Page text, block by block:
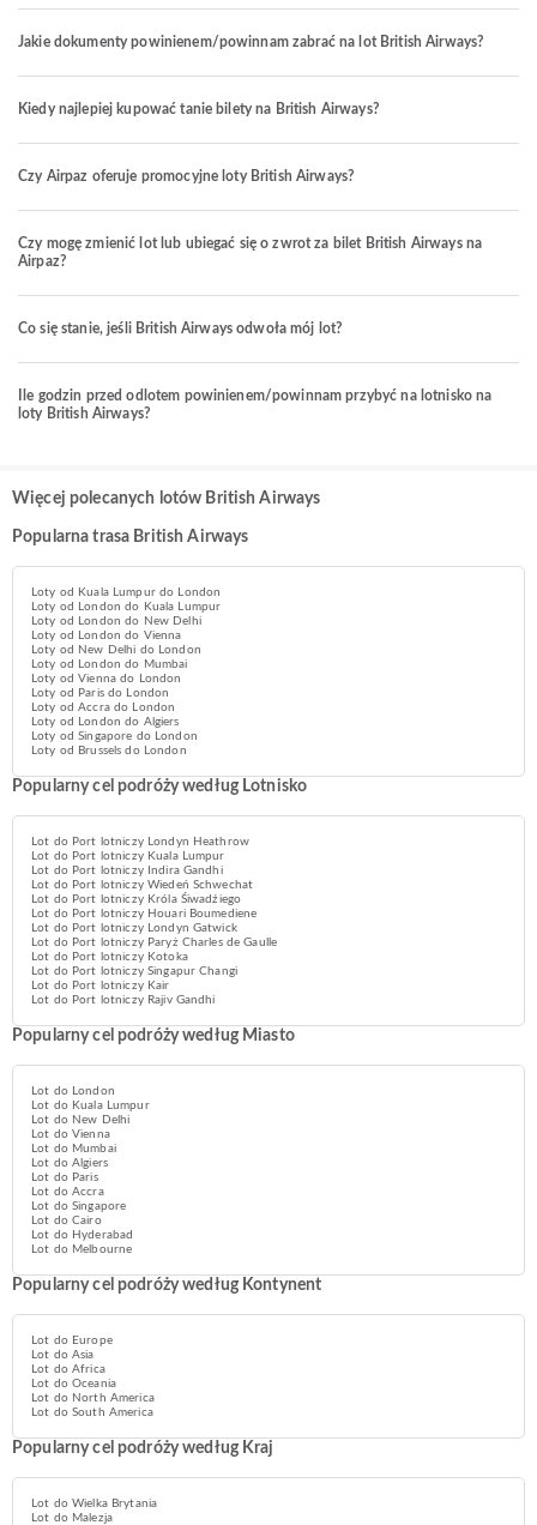
Jakie dokumenty powinienem/powinnam zabrać na lot British Airways?
Kiedy najlepiej kupować tanie bilety na British Airways?
Czy Airpaz oferuje promocyjne loty British Airways?
Czy mogę zmienić lot lub ubiegać się o zwrot za bilet British Airways na
Airpaz?
Co się stanie, jeśli British Airways odwoła mój lot?
Ile godzin przed odlotem powinienem/powinnam przybyć na lotnisko na
loty British Airways?
Więcej polecanych lotów British Airways
Popularna trasa British Airways
Loty od Kuala Lumpur do London
Loty od London do Kuala Lumpur
Loty od London do New Delhi
Loty od London do Vienna
Loty od New Delhi do London
Loty od London do Mumbai
Loty od Vienna do London
Loty od Paris do London
Loty od Accra do London
Loty od London do Algiers
Loty od Singapore do London
Loty od Brussels do London
Popularny cel podróży według Lotnisko
Lot do Port lotniczy Londyn Heathrow
Lot do Port lotniczy Kuala Lumpur
Lot do Port lotniczy Indira Gandhi
Lot do Port lotniczy Wiedeń Schwechat
Lot do Port lotniczy Króla Śiwadźiego
Lot do Port lotniczy Houari Boumediene
Lot do Port lotniczy Londyn Gatwick
Lot do Port lotniczy Paryż Charles de Gaulle
Lot do Port lotniczy Kotoka
Lot do Port lotniczy Singapur Changi
Lot do Port lotniczy Kair
Lot do Port lotniczy Rajiv Gandhi
Popularny cel podróży według Miasto
Lot do London
Lot do Kuala Lumpur
Lot do New Delhi
Lot do Vienna
Lot do Mumbai
Lot do Algiers
Lot do Paris
Lot do Accra
Lot do Singapore
Lot do Cairo
Lot do Hyderabad
Lot do Melbourne
Popularny cel podróży według Kontynent
Lot do Europe
Lot do Asia
Lot do Africa
Lot do Oceania
Lot do North America
Lot do South America
Popularny cel podróży według Kraj
Lot do Wielka Brytania
Lot do Malezja